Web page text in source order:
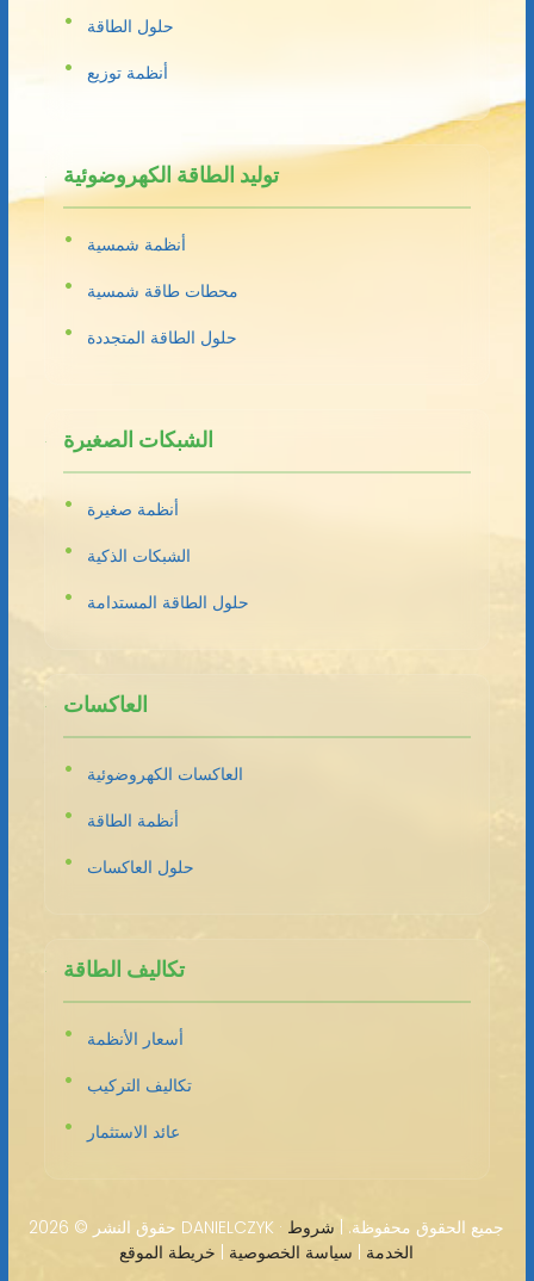
حلول الطاقة
أنظمة توزيع
توليد الطاقة الكهروضوئية
أنظمة شمسية
محطات طاقة شمسية
حلول الطاقة المتجددة
الشبكات الصغيرة
أنظمة صغيرة
الشبكات الذكية
حلول الطاقة المستدامة
العاكسات
العاكسات الكهروضوئية
أنظمة الطاقة
حلول العاكسات
تكاليف الطاقة
أسعار الأنظمة
تكاليف التركيب
عائد الاستثمار
حقوق النشر © 2026 DANIELCZYK · جميع الحقوق محفوظة. | شروط
الخدمة
سياسة الخصوصية خريطة الموقع